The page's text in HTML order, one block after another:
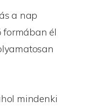
a nap
formában él
mindenki